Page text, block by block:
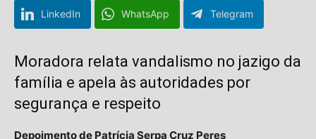
LinkedIn WhatsApp Telegram
Moradora relata vandalismo no jazigo da
família e apela às autoridades por
segurança e respeito
Depoimento de Patrícia Serpa Cruz Peres